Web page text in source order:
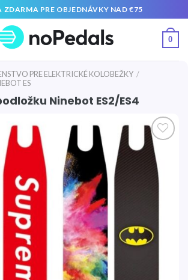
ZDARMA PRE OBJEDNÁVKY NAD €75
0
PRE ELEKTRICKÉ KOLOBEŽKY /
ES
Ninebot ES2/ES4
Pridať
do
zoznamu
želaní